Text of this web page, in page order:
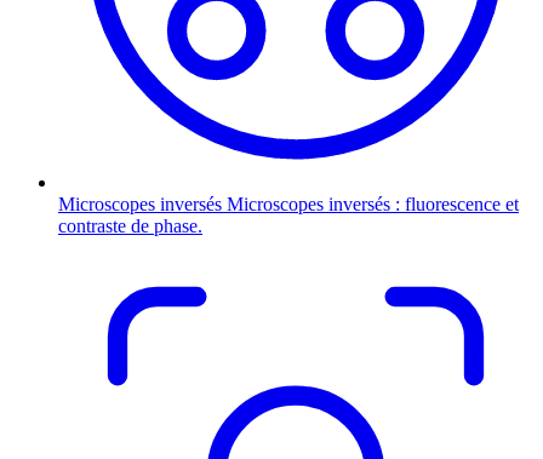
Microscopes inversés Microscopes inversés : fluorescence et
contraste de phase.